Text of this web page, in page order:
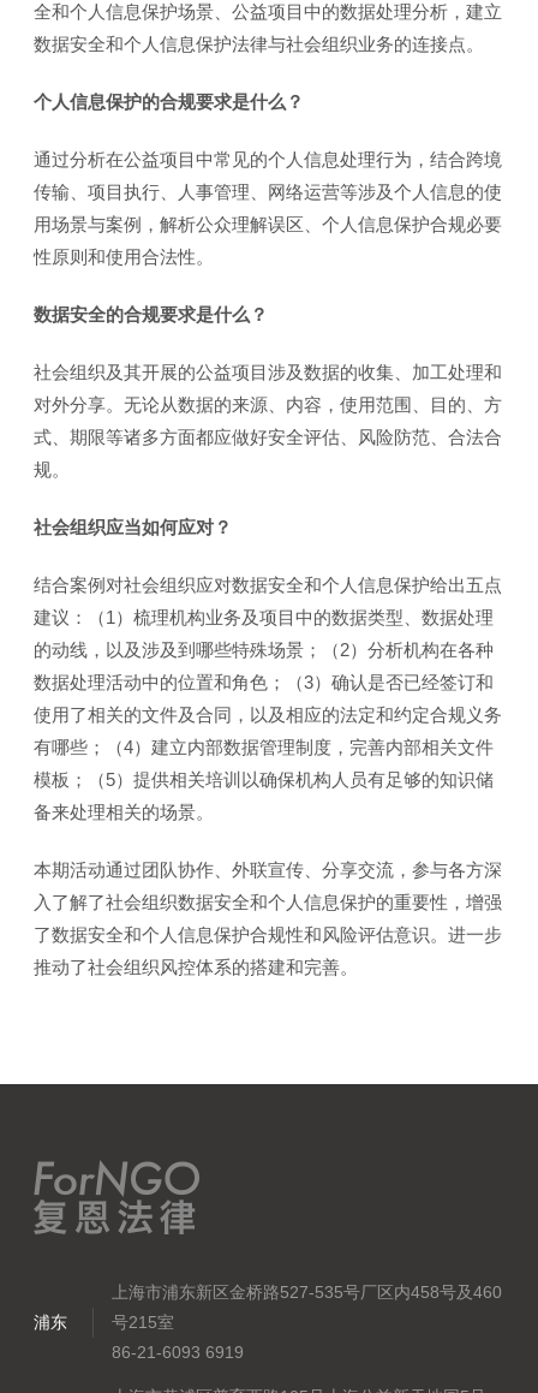
全和个人信息保护场景、公益项目中的数据处理分析，建立
数据安全和个人信息保护法律与社会组织业务的连接点。
个人信息保护的合规要求是什么？
通过分析在公益项目中常见的个人信息处理行为，结合跨境
传输、项目执行、人事管理、网络运营等涉及个人信息的使
用场景与案例，解析公众理解误区、个人信息保护合规必要
性原则和使用合法性。
数据安全的合规要求是什么？
社会组织及其开展的公益项目涉及数据的收集、加工处理和
对外分享。无论从数据的来源、内容，使用范围、目的、方
式、期限等诸多方面都应做好安全评估、风险防范、合法合
规。
社会组织应当如何应对？
结合案例对社会组织应对数据安全和个人信息保护给出五点
建议：（1）梳理机构业务及项目中的数据类型、数据处理
的动线，以及涉及到哪些特殊场景；（2）分析机构在各种
数据处理活动中的位置和角色；（3）确认是否已经签订和
使用了相关的文件及合同，以及相应的法定和约定合规义务
有哪些；（4）建立内部数据管理制度，完善内部相关文件
模板；（5）提供相关培训以确保机构人员有足够的知识储
备来处理相关的场景。
本期活动通过团队协作、外联宣传、分享交流，参与各方深
入了解了社会组织数据安全和个人信息保护的重要性，增强
了数据安全和个人信息保护合规性和风险评估意识。进一步
推动了社会组织风控体系的搭建和完善。
浦东
上海市浦东新区金桥路527-535号厂区内458号及460
号215室
86-21-6093 6919